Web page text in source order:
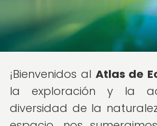
¡Bienvenidos al Atlas de
la exploración y la
diversidad de la